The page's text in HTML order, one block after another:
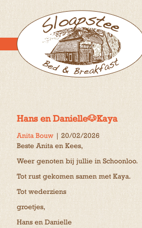
Hans en Danielle🐶Kaya
Anita Bouw | 20/02/2026
Beste Anita en Kees,
Weer genoten bij jullie in Schoonloo.
Tot rust gekomen samen met Kaya.
Tot wederziens
groetjes,
Hans en Danielle